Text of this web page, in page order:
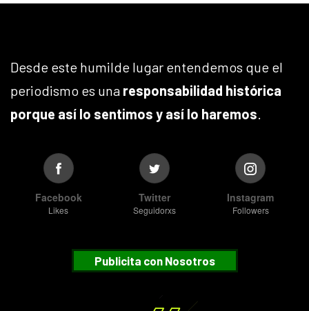
Desde este humilde lugar entendemos que el
periodismo es una responsabilidad histórica
porque así lo sentimos y así lo haremos.
Facebook
Likes
Twitter
Seguidorxs
Instagram
Followers
Publicita con Nosotros